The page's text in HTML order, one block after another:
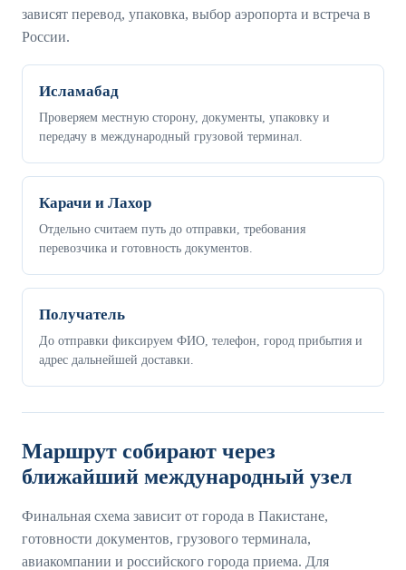
зависят перевод, упаковка, выбор аэропорта и встреча в
России.
Исламабад
Проверяем местную сторону, документы, упаковку и
передачу в международный грузовой терминал.
Карачи и Лахор
Отдельно считаем путь до отправки, требования
перевозчика и готовность документов.
Получатель
До отправки фиксируем ФИО, телефон, город прибытия и
адрес дальнейшей доставки.
Маршрут собирают через
ближайший международный узел
Финальная схема зависит от города в Пакистане,
готовности документов, грузового терминала,
авиакомпании и российского города приема. Для